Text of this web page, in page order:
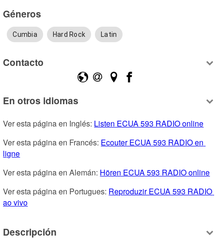
Géneros
Cumbia Hard Rock Latin
Contacto
En otros idiomas
Ver esta página en Inglés: Listen ECUA 593 RADIO online
Ver esta página en Francés: Ecouter ECUA 593 RADIO en
ligne
Ver esta página en Alemán: Hören ECUA 593 RADIO online
Ver esta página en Portugues: Reproduzir ECUA 593 RADIO
ao vivo
Descripción